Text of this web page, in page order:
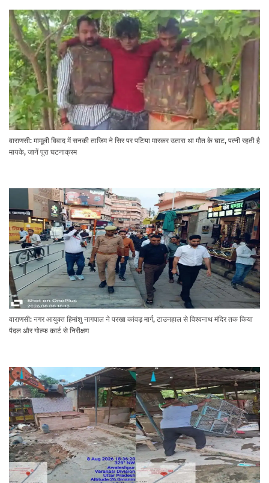
वाराणसी: मामूली विवाद में सनकी ताजिम ने सिर पर पटिया मारकर उतारा था मौत के घाट, पत्नी रहती है
मायके, जानें पूरा घटनाक्रम
वाराणसी: नगर आयुक्त हिमांशु नागपाल ने परखा कांवड़ मार्ग, टाउनहाल से विश्वनाथ मंदिर तक किया
पैदल और गोल्फ कार्ट से निरीक्षण